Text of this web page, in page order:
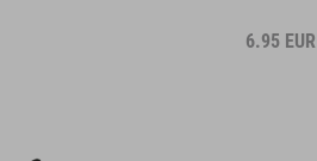
6.95 EUR